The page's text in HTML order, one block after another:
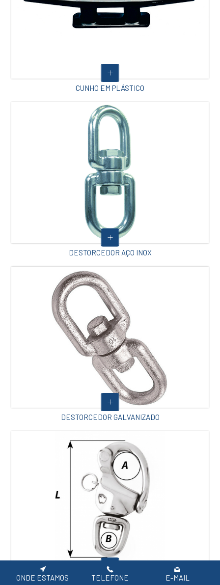
CUNHO EM PLÁSTICO
DESTORCEDOR AÇO INOX
DESTORCEDOR GALVANIZADO
DISTORCEDOR C/OLHAL
ONDE ESTAMOS TELEFONE E-MAIL